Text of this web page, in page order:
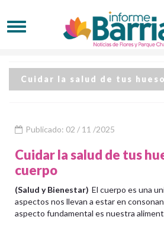
Cuidar la salud de tus
Publicado: 02 / 11 /2025
Cuidar la salud de tus
cuerpo
(Salud y Bienestar) El cuerpo es una
aspectos nos llevan a estar en
aspecto fundamental es nuestra